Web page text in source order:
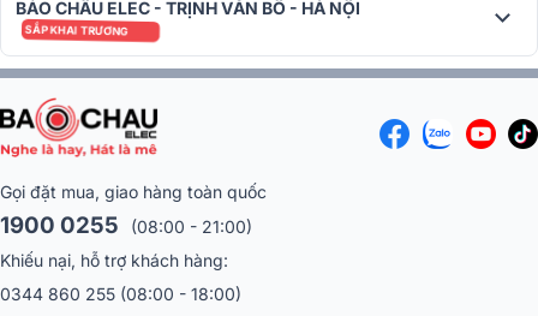
BẢO CHÂU ELEC - TRỊNH VĂN BÔ - HÀ NỘI
SẮP KHAI TRƯƠNG
Gọi đặt mua, giao hàng toàn quốc
1900 0255
(08:00 - 21:00)
Khiếu nại, hỗ trợ khách hàng:
0344 860 255 (08:00 - 18:00)